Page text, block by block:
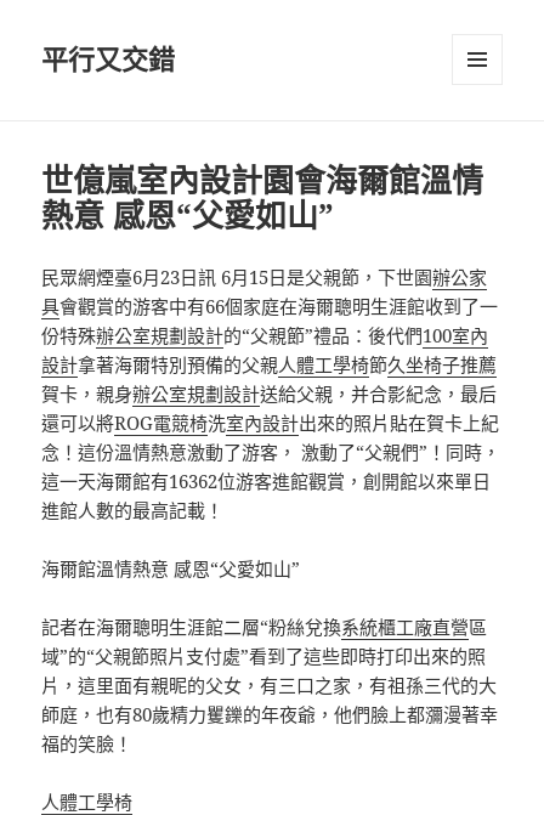
平行又交錯
世億嵐室內設計園會海爾館溫情
熱意 感恩“父愛如山”
民眾網煙臺6月23日訊 6月15日是父親節，下世園辦公家
具會觀賞的游客中有66個家庭在海爾聰明生涯館收到了一
份特殊辦公室規劃設計的“父親節”禮品：後代們100室內
設計拿著海爾特別預備的父親人體工學椅節久坐椅子推薦
賀卡，親身辦公室規劃設計送給父親，并合影紀念，最后
還可以將ROG電競椅洗室內設計出來的照片貼在賀卡上紀
念！這份溫情熱意激動了游客， 激動了“父親們”！同時，
這一天海爾館有16362位游客進館觀賞，創開館以來單日
進館人數的最高記載！
海爾館溫情熱意 感恩“父愛如山”
記者在海爾聰明生涯館二層“粉絲兌換系統櫃工廠直營區
域”的“父親節照片支付處”看到了這些即時打印出來的照
片，這里面有親昵的父女，有三口之家，有祖孫三代的大
師庭，也有80歲精力矍鑠的年夜爺，他們臉上都瀰漫著幸
福的笑臉！
人體工學椅